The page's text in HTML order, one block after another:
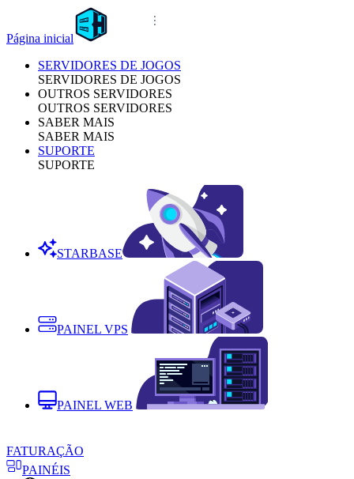
Página inicial
SERVIDORES DE JOGOS
SERVIDORES DE JOGOS
OUTROS SERVIDORES
OUTROS SERVIDORES
SABER MAIS
SABER MAIS
SUPORTE
SUPORTE
STARBASE
PAINEL VPS
PAINEL WEB
FATURAÇÃO
PAINÉIS